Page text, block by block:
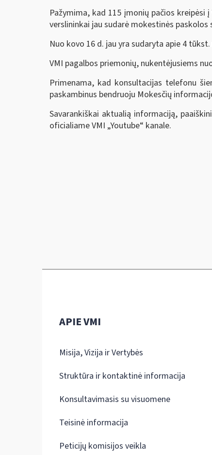
Pažymima, kad 115 įmonių pačios kreipėsi
verslininkai jau sudarė mokestinės
Nuo kovo 16 d. jau yra sudaryta apie 4
VMI pagalbos priemonių, nukentėjusiems
Primenama, kad konsultacijas telefonu
paskambinus bendruoju Mokesčių
Savarankiškai aktualią informaciją,
oficialiame VMI „Youtube“ kanale.
APIE VMI
Misija, Vizija ir Vertybės
Struktūra ir kontaktinė informacija
Konsultavimasis su visuomene
Teisinė informacija
Peticijų komisijos veikla